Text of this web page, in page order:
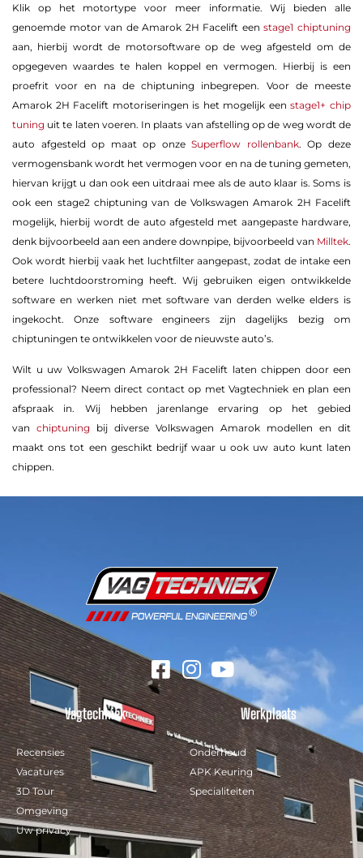
Klik op het motortype voor meer informatie. Wij bieden alle
genoemde motor van de Amarok 2H Facelift eenstage1 chiptuning
aan, hierbij wordt de motorsoftware op de weg afgesteld om de
opgegeven waardes te halen koppel en vermogen. Hierbij is een
proefrit voor en na de chiptuning inbegrepen. Voor de meeste
Amarok 2H Facelift motoriseringen is het mogelijk eenstage1+ chip
tuning uit te laten voeren. In plaats van afstelling op de weg wordt de
auto afgesteld op maat op onzeSuperflow rollenbank. Op deze
vermogensbank wordt het vermogen voor en na de tuning gemeten,
hiervan krijgt u dan ook een uitdraai mee als de auto klaar is. Soms is
ook een stage2 chiptuning van de Volkswagen Amarok 2H Facelift
mogelijk, hierbij wordt de auto afgesteld met aangepaste hardware,
denk bijvoorbeeld aan een andere downpipe, bijvoorbeeld van Milltek.
Ook wordt hierbij vaak het luchtfilter aangepast, zodat de intake een
betere luchtdoorstroming heeft. Wij gebruiken eigen ontwikkelde
software en werken niet met software van derden welke elders is
ingekocht. Onze software engineers zijn dagelijks bezig om
chiptuningen te ontwikkelen voor de nieuwste auto’s.
Wilt u uw Volkswagen Amarok 2H Facelift laten chippen door een
professional? Neem direct contact op met Vagtechniek en plan een
afspraak in. Wij hebben jarenlange ervaring op het gebied
van chiptuning bij diverse Volkswagen Amarok modellen en dit
maakt ons tot een geschikt bedrijf waar u ook uw auto kunt laten
chippen.
Vagtechniek
Recensies
Vacatures
3D Tour
Omgeving
Uw privacy
Werkplaats
Onderhoud
APK Keuring
Specialiteiten